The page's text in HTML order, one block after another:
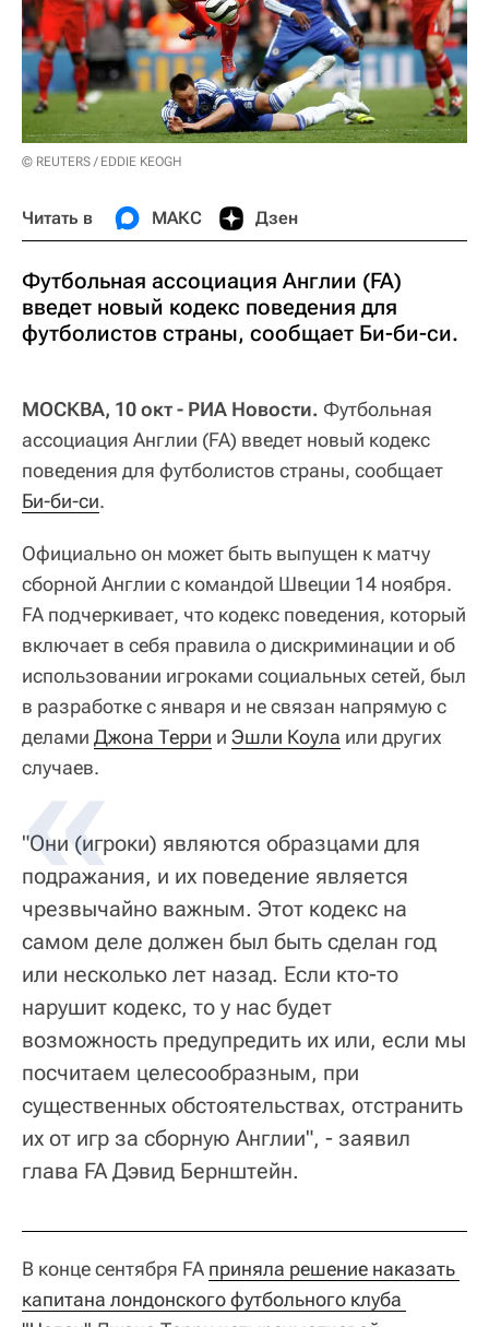
© REUTERS / EDDIE KEOGH
Читать в МАКС Дзен
Футбольная ассоциация Англии (FA)
введет новый кодекс поведения для
футболистов страны, сообщает Би-би-си.
МОСКВА, 10 окт - РИА Новости. Футбольная
ассоциация Англии (FA) введет новый кодекс
поведения для футболистов страны, сообщает
Би-би-си.
Официально он может быть выпущен к матчу
сборной Англии с командой Швеции 14 ноября.
FA подчеркивает, что кодекс поведения, который
включает в себя правила о дискриминации и об
использовании игроками социальных сетей, был
в разработке с января и не связан напрямую с
делами Джона Терри и Эшли Коула или других
случаев.
"Они (игроки) являются образцами для
подражания, и их поведение является
чрезвычайно важным. Этот кодекс на
самом деле должен был быть сделан год
или несколько лет назад. Если кто-то
нарушит кодекс, то у нас будет
возможность предупредить их или, если мы
посчитаем целесообразным, при
существенных обстоятельствах, отстранить
их от игр за сборную Англии", - заявил
глава FA Дэвид Бернштейн.
В конце сентября FA приняла решение наказать
капитана лондонского футбольного клуба